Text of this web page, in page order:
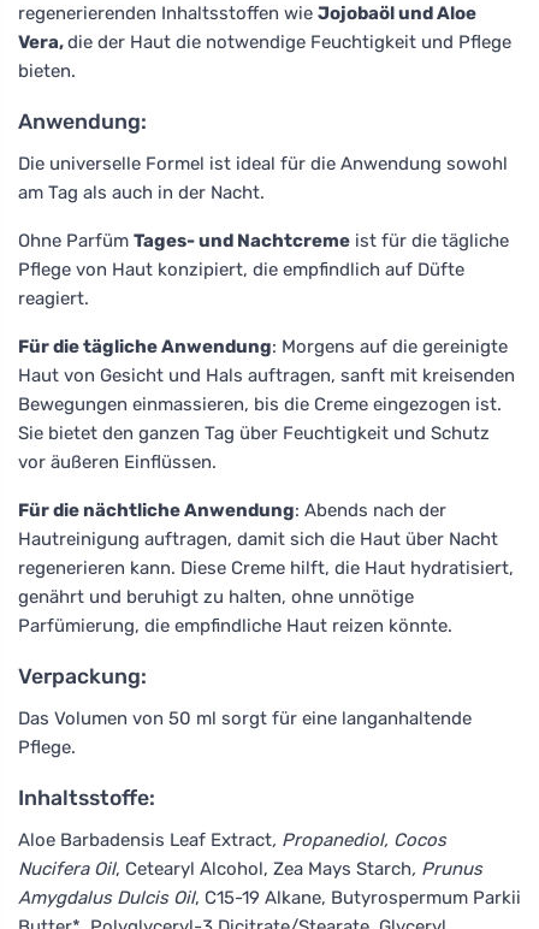
regenerierenden Inhaltsstoffen wie Jojobaöl und Aloe
Vera,die der Haut die notwendige Feuchtigkeit und Pflege
bieten.
Anwendung:
Die universelle Formel ist ideal für die Anwendung sowohl
am Tag als auch in der Nacht.
Ohne Parfüm Tages- und Nachtcreme ist für die tägliche
Pflege von Haut konzipiert, die empfindlich auf Düfte
reagiert.
Für die tägliche Anwendung: Morgens auf die gereinigte
Haut von Gesicht und Hals auftragen, sanft mit kreisenden
Bewegungen einmassieren, bis die Creme eingezogen ist.
Sie bietet den ganzen Tag über Feuchtigkeit und Schutz
vor äußeren Einflüssen.
Für die nächtliche Anwendung: Abends nach der
Hautreinigung auftragen, damit sich die Haut über Nacht
regenerieren kann. Diese Creme hilft, die Haut hydratisiert,
genährt und beruhigt zu halten, ohne unnötige
Parfümierung, die empfindliche Haut reizen könnte.
Verpackung:
Das Volumen von 50 ml sorgt für eine langanhaltende
Pflege.
Inhaltsstoffe:
Aloe Barbadensis Leaf Extract, Propanediol, Cocos
Nucifera Oil, Cetearyl Alcohol, Zea Mays Starch, Prunus
Amygdalus Dulcis Oil, C15-19 Alkane, Butyrospermum Parkii